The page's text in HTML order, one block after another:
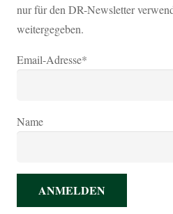
nur für den DR-Newsletter
weitergegeben.
Email-Adresse*
Name